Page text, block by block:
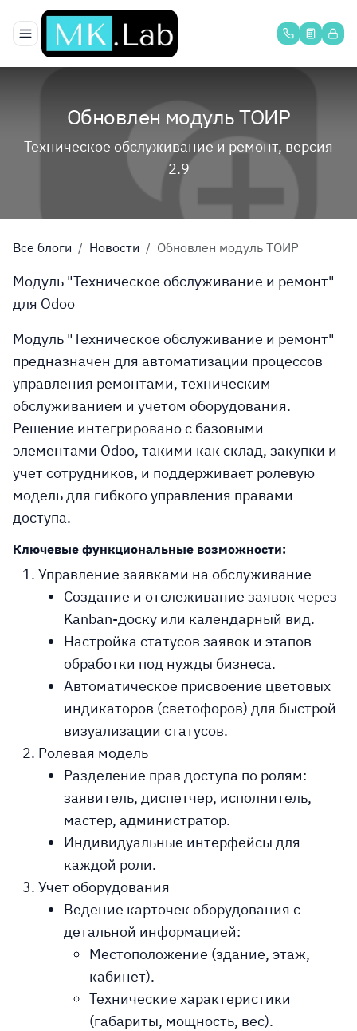
Перейти к содержимому
Обновлен модуль ТОИР
Техническое обслуживание и ремонт, версия
2.9
Все блоги Новости Обновлен модуль ТОИР
Модуль "Техническое обслуживание и ремонт"
для Odoo
Модуль "Техническое обслуживание и ремонт"
предназначен для автоматизации процессов
управления ремонтами, техническим
обслуживанием и учетом оборудования.
Решение интегрировано с базовыми
элементами Odoo, такими как склад, закупки и
учет сотрудников, и поддерживает ролевую
модель для гибкого управления правами
доступа.
Ключевые функциональные возможности:
Управление заявками на обслуживание
Создание и отслеживание заявок через
Kanban-доску или календарный вид.
Настройка статусов заявок и этапов
обработки под нужды бизнеса.
Автоматическое присвоение цветовых
индикаторов (светофоров) для быстрой
визуализации статусов.
Ролевая модель
Разделение прав доступа по ролям:
заявитель, диспетчер, исполнитель,
мастер, администратор.
Индивидуальные интерфейсы для
каждой роли.
Учет оборудования
Ведение карточек оборудования с
детальной информацией:
Местоположение (здание, этаж,
кабинет).
Технические характеристики
(габариты, мощность, вес).